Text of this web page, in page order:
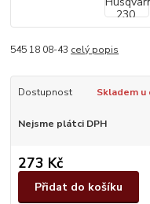
545 18 08-43 celý popis
Dostupnost Skladem
Nejsme plátci DPH
273 Kč
Přidat do košíku